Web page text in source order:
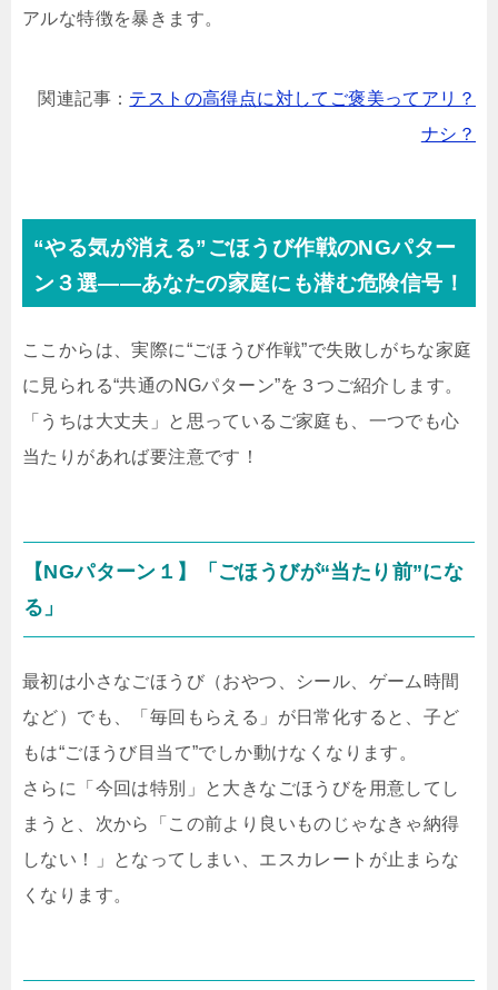
アルな特徴を暴きます。
関連記事： テストの高得点に対してご褒美ってアリ？
ナシ？
“やる気が消える”ごほうび作戦のNGパター
ン３選――あなたの家庭にも潜む危険信号！
ここからは、実際に“ごほうび作戦”で失敗しがちな家庭
に見られる“共通のNGパターン”を３つご紹介します。
「うちは大丈夫」と思っているご家庭も、一つでも心
当たりがあれば要注意です！
【NGパターン１】「ごほうびが“当たり前”にな
る」
最初は小さなごほうび（おやつ、シール、ゲーム時間
など）でも、「毎回もらえる」が日常化すると、子ど
もは“ごほうび目当て”でしか動けなくなります。
さらに「今回は特別」と大きなごほうびを用意してし
まうと、次から「この前より良いものじゃなきゃ納得
しない！」となってしまい、エスカレートが止まらな
くなります。